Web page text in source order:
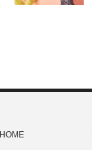
HOME